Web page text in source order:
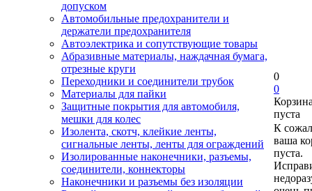
допуском
Автомобильные предохранители и
держатели предохранителя
Автоэлектрика и сопутствующие товары
Абразивные материалы, наждачная бумага,
отрезные круги
Переходники и соединители трубок
Материалы для пайки
Защитные покрытия для автомобиля,
мешки для колес
Изолента, скотч, клейкие ленты,
сигнальные ленты, ленты для ограждений
Изолированные наконечники, разъемы,
соединители, коннекторы
Наконечники и разъемы без изоляции
0
0
пуста
К
ваша
пуста.